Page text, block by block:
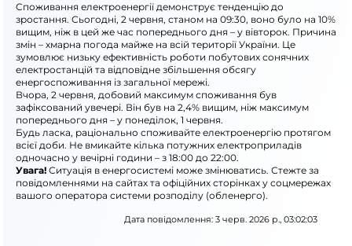
Споживання електроенергії демонструє тенденцію до
зростання. Сьогодні, 2 червня, станом на 09:30, воно було на 10%
вищим, ніж в цей же час попереднього дня – у вівторок. Причина
змін – хмарна погода майже на всій території України. Це
зумовлює низьку ефективність роботи побутових сонячних
електростанцій та відповідне збільшення обсягу
енергоспоживання із загальної мережі.
Вчора, 2 червня, добовий максимум споживання був
зафіксований увечері. Він був на 2,4% вищим, ніж максимум
попереднього дня – у понеділок, 1 червня.
Будь ласка, раціонально споживайте електроенергію протягом
всієї доби. Не вмикайте кілька потужних електроприладів
одночасно у вечірні години – з 18:00 до 22:00.
Увага! Ситуація в енергосистемі може змінюватись. Стежте за
повідомленнями на сайтах та офіційних сторінках у соцмережах
вашого оператора системи розподілу (обленерго).
Дата повідомлення: 3 черв. 2026 р., 03:02:03